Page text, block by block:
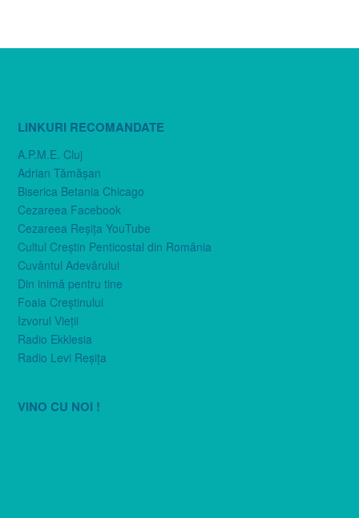
LINKURI RECOMANDATE
A.P.M.E. Cluj
Adrian Tămăşan
Biserica Betania Chicago
Cezareea Facebook
Cezareea Reşiţa YouTube
Cultul Creştin Penticostal din România
Cuvântul Adevărului
Din inimă pentru tine
Foaia Creştinului
Izvorul Vieţii
Radio Ekklesia
Radio Levi Reşiţa
VINO CU NOI !